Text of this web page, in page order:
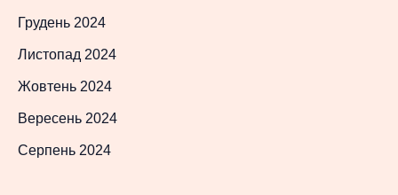
Грудень 2024
Листопад 2024
Жовтень 2024
Вересень 2024
Серпень 2024